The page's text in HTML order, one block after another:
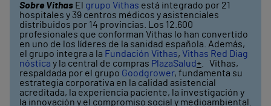
Sobre Vithas El grupo Vithas está integrado por 21
hospitales y 39 centros médicos y asistenciales
distribuidos por 14 provincias. Los 12.600
profesionales que conforman Vithas lo han convertido
en uno de los líderes de la sanidad española. Además,
el grupo integra a la Fundación Vithas, Vithas Red Diag
nóstica y la central de compras PlazaSalud+ . Vithas,
respaldada por el grupo Goodgrower, fundamenta su
estrategia corporativa en la calidad asistencial
acreditada, la experiencia paciente, la investigación y
la innovación y el compromiso social y medioambiental.